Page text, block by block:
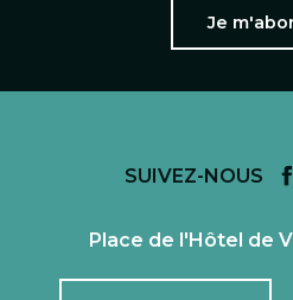
Je
SUIVEZ-NOUS
Place de l'Hôtel de